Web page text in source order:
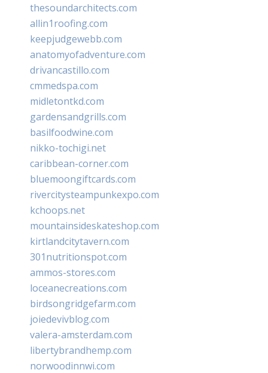
thesoundarchitects.com
allin1roofing.com
keepjudgewebb.com
anatomyofadventure.com
drivancastillo.com
cmmedspa.com
midletontkd.com
gardensandgrills.com
basilfoodwine.com
nikko-tochigi.net
caribbean-corner.com
bluemoongiftcards.com
rivercitysteampunkexpo.com
kchoops.net
mountainsideskateshop.com
kirtlandcitytavern.com
301nutritionspot.com
ammos-stores.com
loceanecreations.com
birdsongridgefarm.com
joiedevivblog.com
valera-amsterdam.com
libertybrandhemp.com
norwoodinnwi.com